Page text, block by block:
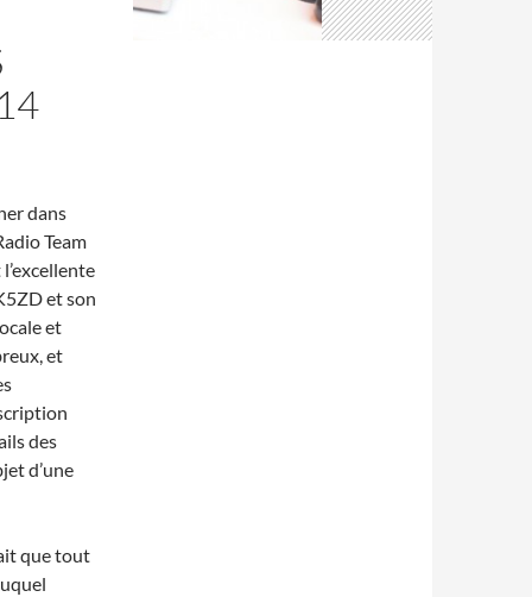
dans
Team
et son
et
et
des
d’une
que tout